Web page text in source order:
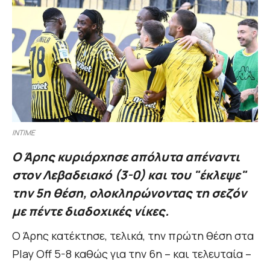
INTIME
Ο Άρης κυριάρχησε απόλυτα απέναντι
στον Λεβαδειακό (3-0) και του "έκλεψε"
την 5η θέση, ολοκληρώνοντας τη σεζόν
με πέντε διαδοχικές νίκες.
Ο Άρης κατέκτησε, τελικά, την πρώτη θέση στα
Play Off 5-8 καθώς για την 6η – και τελευταία –